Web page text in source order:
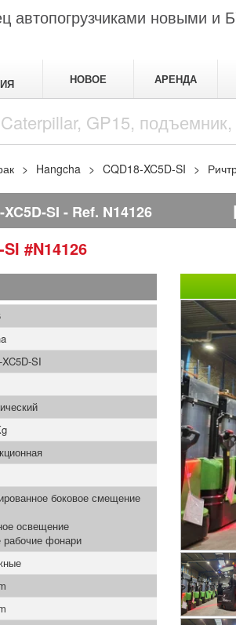
автопогрузчиками новыми и
НОВОЕ АРЕНДА
Hangcha CQD18-XC5D-SI
SI Ref. N14126
SI #N14126
SI
боковое смещение
освещение
рабочие фонари